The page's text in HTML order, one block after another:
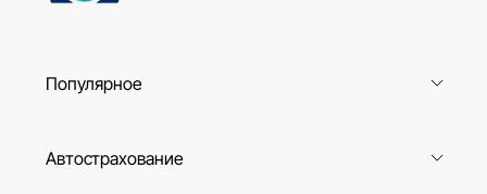
Популярное
Автострахование